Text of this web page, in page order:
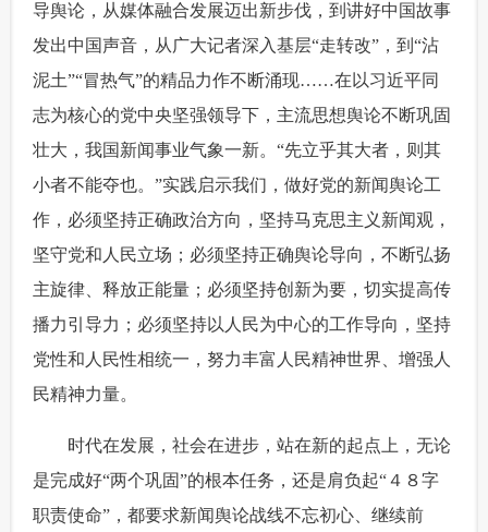
导舆论，从媒体融合发展迈出新步伐，到讲好中国故事
发出中国声音，从广大记者深入基层“走转改”，到“沾
泥土”“冒热气”的精品力作不断涌现……在以习近平同
志为核心的党中央坚强领导下，主流思想舆论不断巩固
壮大，我国新闻事业气象一新。“先立乎其大者，则其
小者不能夺也。”实践启示我们，做好党的新闻舆论工
作，必须坚持正确政治方向，坚持马克思主义新闻观，
坚守党和人民立场；必须坚持正确舆论导向，不断弘扬
主旋律、释放正能量；必须坚持创新为要，切实提高传
播力引导力；必须坚持以人民为中心的工作导向，坚持
党性和人民性相统一，努力丰富人民精神世界、增强人
民精神力量。
时代在发展，社会在进步，站在新的起点上，无论
是完成好“两个巩固”的根本任务，还是肩负起“４８字
职责使命”，都要求新闻舆论战线不忘初心、继续前